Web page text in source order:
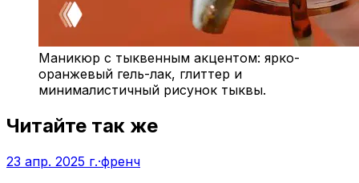
Маникюр с тыквенным акцентом: ярко-
оранжевый гель-лак, глиттер и
минималистичный рисунок тыквы.
Читайте так же
23 апр. 2025 г.·френч